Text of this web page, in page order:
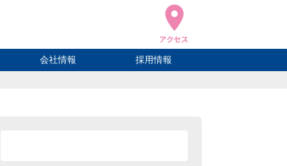
会社情報 採用情報